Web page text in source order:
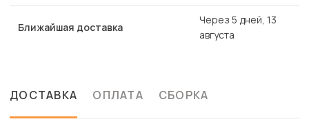
Ближайшая доставка
Через 5 дней, 13
августа
ДОСТАВКА ОПЛАТА СБОРКА